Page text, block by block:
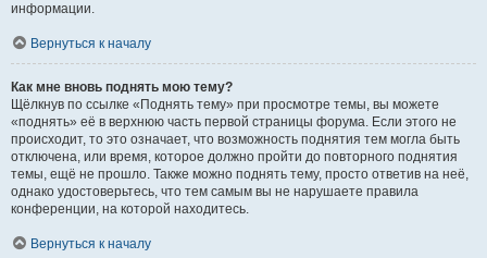
информации.
Вернуться к началу
Как мне вновь поднять мою тему?
Щёлкнув по ссылке «Поднять тему» при просмотре темы, вы можете
«поднять» её в верхнюю часть первой страницы форума. Если этого не
происходит, то это означает, что возможность поднятия тем могла быть
отключена, или время, которое должно пройти до повторного поднятия
темы, ещё не прошло. Также можно поднять тему, просто ответив на неё,
однако удостоверьтесь, что тем самым вы не нарушаете правила
конференции, на которой находитесь.
Вернуться к началу